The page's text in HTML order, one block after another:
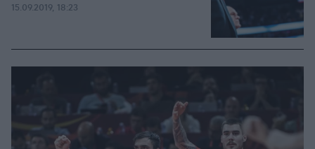
15.09.2019, 18:23